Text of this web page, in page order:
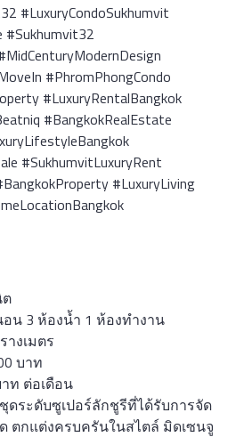
#LuxuryCondoSukhumvit
#Sukhumvit32
#PhromPhongCondo
#LuxuryRentalBangkok
#BangkokRealEstate
#SukhumvitLuxuryRent
#LuxuryLiving
น 3 ห้องน้ำ 1 ห้องทำงาน
างเมตร
บาท
ท ต่อเดือน
ดระดับซูเปอร์ลักชูรีที่ได้รับการจัด
ตกแต่งครบครันในสไตล์ มิดเซนจู